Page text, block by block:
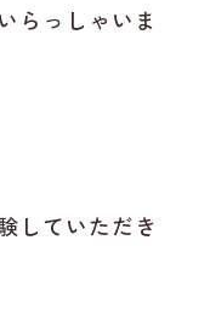
らっしゃいま
していただき